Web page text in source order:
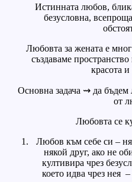
Истинната любов,
безусловна,
Любовта за жената е
създаваме
красота
Основна задача ⇝ да
от
Любовта се
Любов към себе си –
някой друг, ако не
култивира чрез
което идва чрез нея